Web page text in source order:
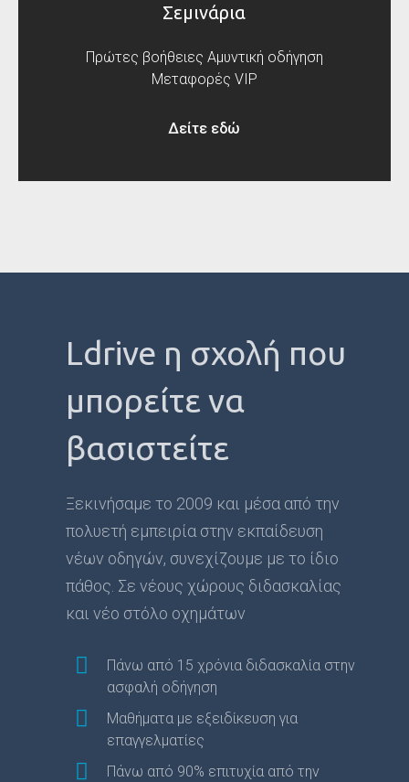
Σεμινάρια
Πρώτες βοήθειες Αμυντική οδήγηση
Μεταφορές VIP
Δείτε εδώ
Ldrive η σχολή που
μπορείτε να
βασιστείτε
Ξεκινήσαμε το 2009 και μέσα από την
πολυετή εμπειρία στην εκπαίδευση
νέων οδηγών, συνεχίζουμε με το ίδιο
πάθος. Σε νέους χώρους διδασκαλίας
και νέο στόλο οχημάτων
Πάνω από 15 χρόνια διδασκαλία στην
ασφαλή οδήγηση
Μαθήματα με εξειδίκευση για
επαγγελματίες
Πάνω από 90% επιτυχία από την